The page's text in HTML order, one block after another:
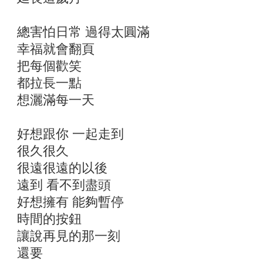
總害怕日常 過得太圓滿
幸福就會翻頁
把每個歡笑
都拉長一點
想灑滿每一天
好想跟你 一起走到
很久很久
很遠很遠的以後
遠到 看不到盡頭
好想擁有 能夠暫停
時間的按鈕
讓說再見的那一刻
還要